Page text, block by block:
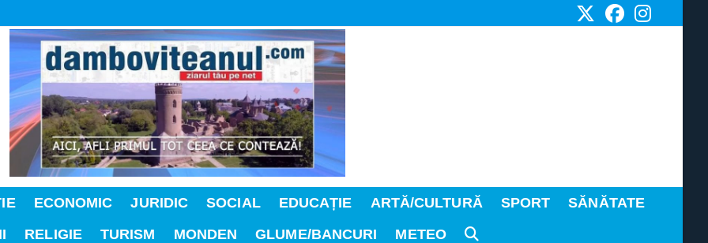
ECONOMIC JURIDIC SOCIAL EDUCAȚIE ARTĂ/CULTURĂ SPORT
SĂNĂTATE
RELIGIE TURISM MONDEN GLUME/BANCURI METEO TOGGLE